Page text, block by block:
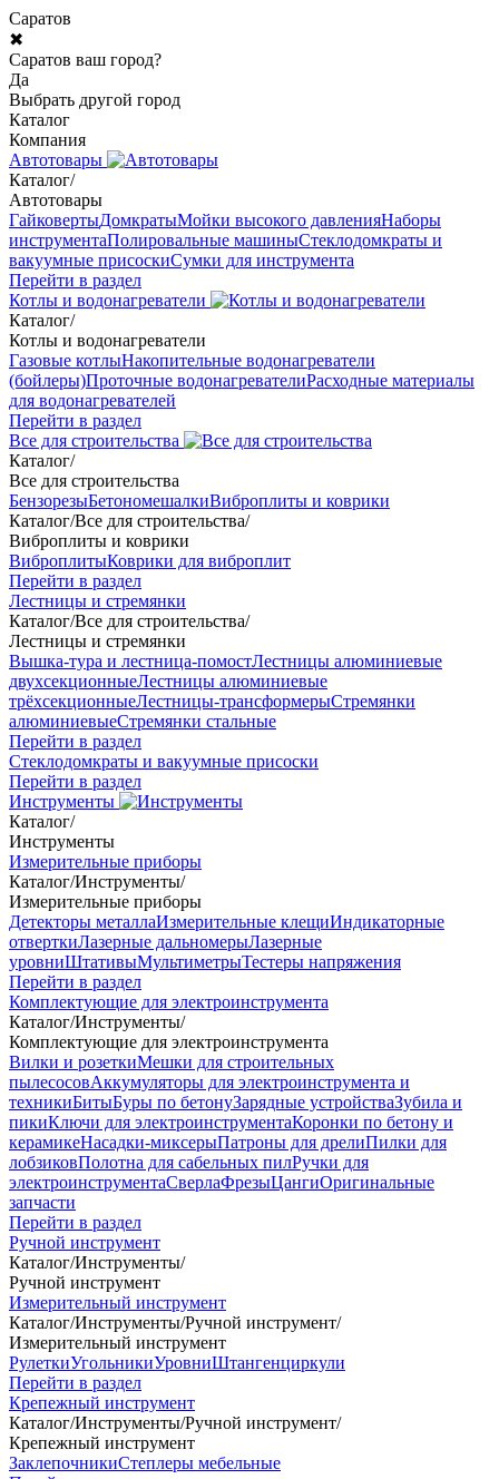
Саратов
✖
Саратов ваш город?
Да
Выбрать другой город
Каталог
Компания
Автотовары
Каталог/
Автотовары
ГайковертыДомкратыМойки высокого давленияНаборы
инструментаПолировальные машиныСтеклодомкраты и
вакуумные присоскиСумки для инструмента
Перейти в раздел
Котлы и водонагреватели
Каталог/
Котлы и водонагреватели
Газовые котлыНакопительные водонагреватели
(бойлеры)Проточные водонагревателиРасходные материалы
для водонагревателей
Перейти в раздел
Все для строительства
Каталог/
Все для строительства
БензорезыБетономешалкиВиброплиты и коврики
Каталог/Все для строительства/
Виброплиты и коврики
ВиброплитыКоврики для виброплит
Перейти в раздел
Лестницы и стремянки
Каталог/Все для строительства/
Лестницы и стремянки
Вышка-тура и лестница-помостЛестницы алюминиевые
двухсекционныеЛестницы алюминиевые
трёхсекционныеЛестницы-трансформерыСтремянки
алюминиевыеСтремянки стальные
Перейти в раздел
Стеклодомкраты и вакуумные присоски
Перейти в раздел
Инструменты
Каталог/
Инструменты
Измерительные приборы
Каталог/Инструменты/
Измерительные приборы
Детекторы металлаИзмерительные клещиИндикаторные
отверткиЛазерные дальномерыЛазерные
уровниШтативыМультиметрыТестеры напряжения
Перейти в раздел
Комплектующие для электроинструмента
Каталог/Инструменты/
Комплектующие для электроинструмента
Вилки и розеткиМешки для строительных
пылесосовАккумуляторы для электроинструмента и
техникиБитыБуры по бетонуЗарядные устройстваЗубила и
пикиКлючи для электроинструментаКоронки по бетону и
керамикеНасадки-миксерыПатроны для дрелиПилки для
лобзиковПолотна для сабельных пилРучки для
электроинструментаСверлаФрезыЦангиОригинальные
запчасти
Перейти в раздел
Ручной инструмент
Каталог/Инструменты/
Ручной инструмент
Измерительный инструмент
Каталог/Инструменты/Ручной инструмент/
Измерительный инструмент
РулеткиУгольникиУровниШтангенциркули
Перейти в раздел
Крепежный инструмент
Каталог/Инструменты/Ручной инструмент/
Крепежный инструмент
ЗаклепочникиСтеплеры мебельные